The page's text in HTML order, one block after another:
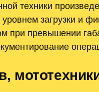
техники
загрузки и
при превышении